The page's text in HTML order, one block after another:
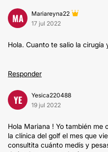
MA
Mariareyna22
17 jul 2022
Hola. Cuanto te salio la cirugía
Responder
YE
Yesica220488
19 jul 2022
Hola Mariana ! Yo también me
la clínica del golf el mes que
consultita cuánto medís y